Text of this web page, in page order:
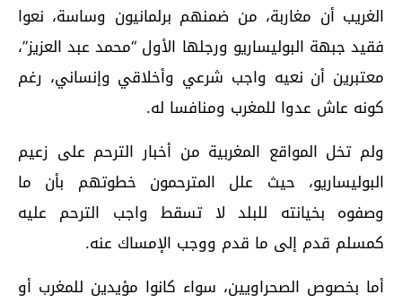
الغريب أن مغاربة، من ضمنهم برلمانيون وساسة، نعوا
فقيد جبهة البوليساريو ورجلها الأول “محمد عبد العزيز”،
معتبرين أن نعيه واجب شرعي وأخلاقي وإنساني، رغم
كونه عاش عدوا للمغرب ومنافسا له.
ولم تخل المواقع المغربية من أخبار الترحم على زعيم
البوليساريو، حيث علل المترحمون خطوتهم بأن ما
وصفوه بخيانته للبلد لا تسقط واجب الترحم عليه
كمسلم قدم إلى ما قدم ووجب الإمساك عنه.
أما بخصوص الصحراويين، سواء كانوا مؤيدين للمغرب أو